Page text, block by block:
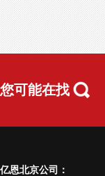
您可能在找
亿恩北京公司：